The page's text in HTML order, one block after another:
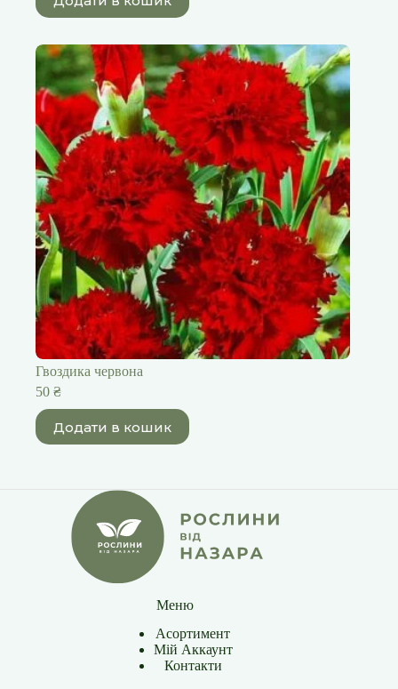
205 ₴.
180 ₴.
Гвоздика червона
50 ₴
Додати в кошик
Меню
Асортимент
Мій Аккаунт
Контакти